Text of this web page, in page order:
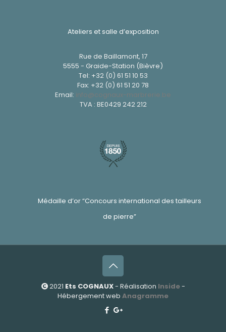
Ateliers et salle d’exposition
Rue de Baillamont, 17
5555 - Graide-Station (Bièvre)
Tel: +32 (0) 61 51 10 53
Fax: +32 (0) 61 51 20 78
Email: info@cognaux-marbrerie.be
TVA : BE0429 242 212
Médaille d’or “Concours international des tailleurs
de pierre”
2021 Ets COGNAUX- Réalisation Inside-
Hébergement web Anagramme